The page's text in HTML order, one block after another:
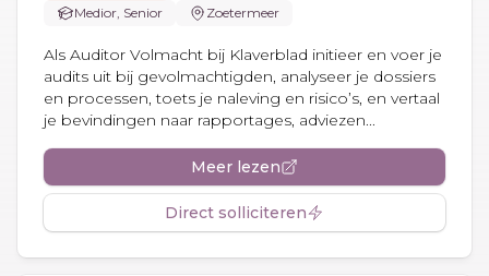
Medior, Senior
Zoetermeer
Als Auditor Volmacht bij Klaverblad initieer en voer je
audits uit bij gevolmachtigden, analyseer je dossiers
en processen, toets je naleving en risico’s, en vertaal
je bevindingen naar rapportages, adviezen...
Meer lezen
Direct solliciteren